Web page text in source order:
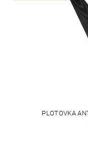
PLOTOVKA